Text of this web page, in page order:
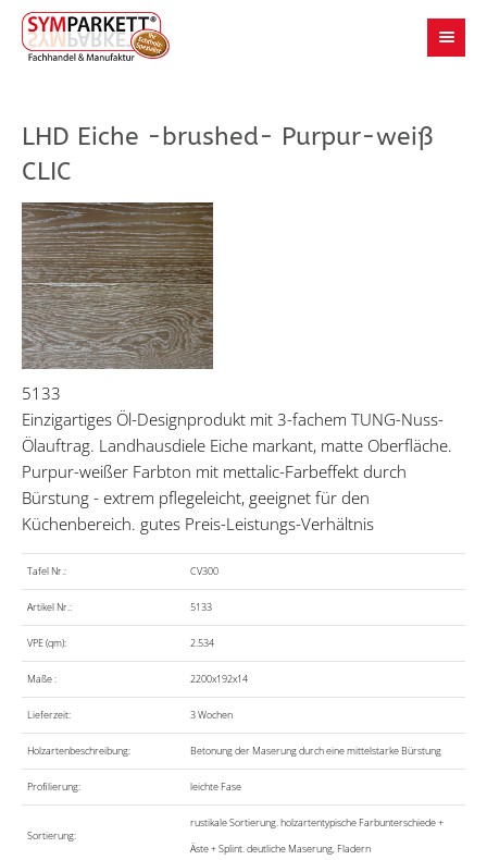
LHD Eiche -brushed- Purpur-weiß
CLIC
5133
Einzigartiges Öl-Designprodukt mit 3-fachem TUNG-Nuss-
Ölauftrag. Landhausdiele Eiche markant, matte Oberfläche.
Purpur-weißer Farbton mit mettalic-Farbeffekt durch
Bürstung - extrem pflegeleicht, geeignet für den
Küchenbereich. gutes Preis-Leistungs-Verhältnis
Tafel Nr.: CV300
Artikel Nr.: 5133
VPE (qm): 2.534
Maße : 2200x192x14
Lieferzeit: 3 Wochen
Holzartenbeschreibung: Betonung der Maserung durch eine mittelstarke Bürstung
Profilierung: leichte Fase
Sortierung:
rustikale Sortierung. holzartentypische Farbunterschiede +
Äste + Splint. deutliche Maserung, Fladern